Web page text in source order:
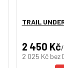
TRAIL
2 450 Kč/
2 025 Kč bez